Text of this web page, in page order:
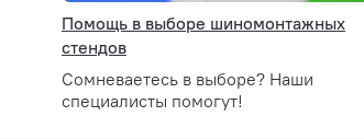
Комплект поставки:
Взрывная подкачка:
Помощь в выборе шиномонтажных
стендов
Сомневаетесь в выборе? Наши
специалисты помогут!